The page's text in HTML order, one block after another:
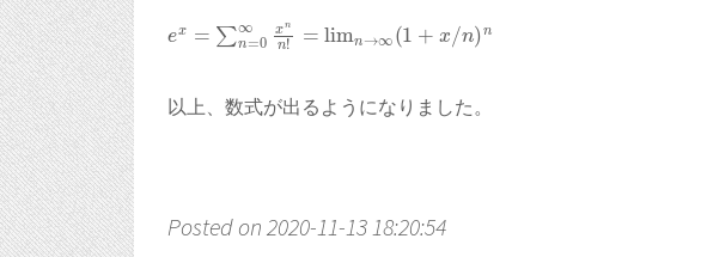
x n=0∞ n! limn +x
以上、数式が出るようになりました。
Posted on 2020-11-13 18:20:54